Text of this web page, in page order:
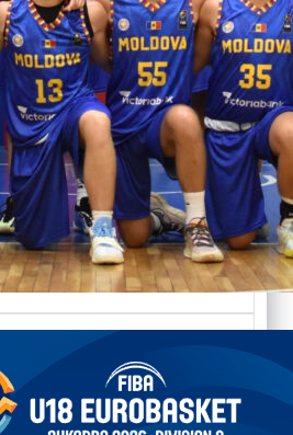
U18 EuroBasket 2026,
Статистика Матч сыгран 0